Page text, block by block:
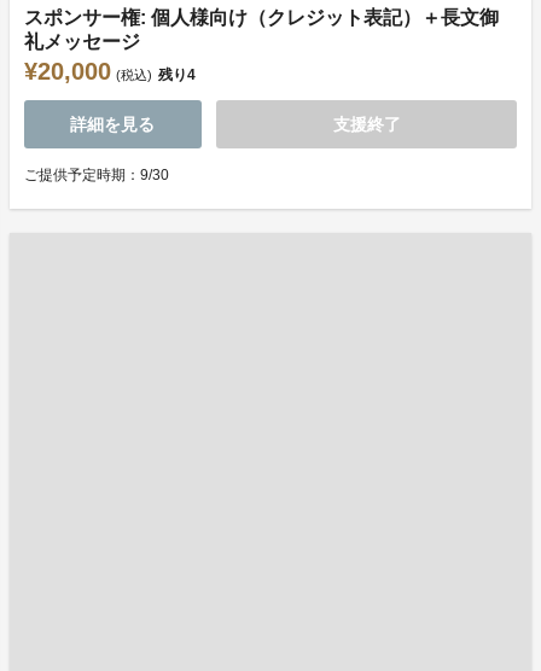
スポンサー権: 個人様向け（クレジット表記）＋長文御
礼メッセージ
¥20,000 (税込) 残り4
詳細を見る 支援終了
ご提供予定時期：9/30